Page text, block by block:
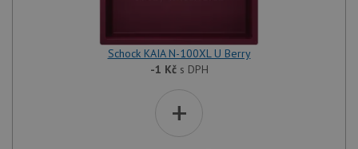
Schock KAIA N-100XL U Berry
-1 Kčs DPH
+